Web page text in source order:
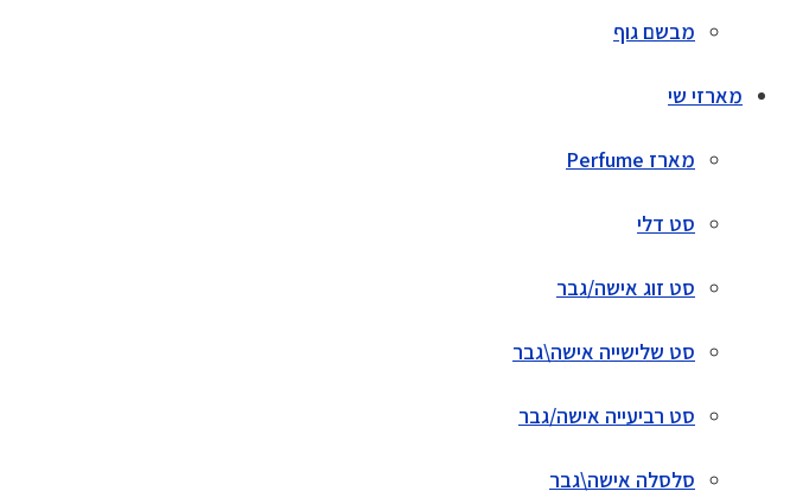
מבשם גוף
מארזי שי
מארז Perfume
סט דלי
סט זוג אישה/גבר
סט שלישייה אישה\גבר
סט רביעייה אישה/גבר
סלסלה אישה\גבר